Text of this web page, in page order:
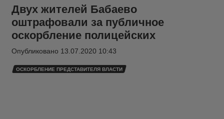
Двух жителей Бабаево
оштрафовали за публичное
оскорбление полицейских
Опубликовано 13.07.2020 10:43
ОСКОРБЛЕНИЕ ПРЕДСТАВИТЕЛЯ ВЛАСТИ